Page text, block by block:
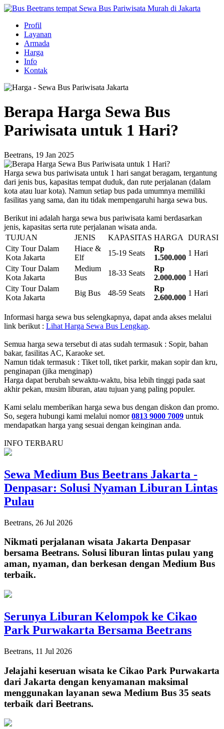
Profil
Layanan
Armada
Harga
Info
Kontak
Berapa Harga Sewa Bus
Pariwisata untuk 1 Hari?
Beetrans, 19 Jan 2025
Harga sewa bus pariwisata untuk 1 hari sangat beragam, tergantung
dari jenis bus, kapasitas tempat duduk, dan rute perjalanan (dalam
kota atau luar kota). Namun setiap bus pada umumnya memiliki
fasilitas yang sama, dan itu tidak mempengaruhi harga sewa bus.
Berikut ini adalah harga sewa bus pariwisata kami berdasarkan
jenis, kapasitas serta rute perjalanan wisata anda.
TUJUAN
JENIS KAPASITAS HARGA
DURASI
City Tour Dalam
Kota Jakarta
Hiace &
Elf
15-19 Seats
Rp
1.500.000
1 Hari
City Tour Dalam
Kota Jakarta
Medium
Bus
18-33 Seats
Rp
2.000.000
1 Hari
City Tour Dalam
Kota Jakarta
Big Bus 48-59 Seats
Rp
2.600.000
1 Hari
Informasi harga sewa bus selengkapnya, dapat anda akses melalui
link berikut : Lihat Harga Sewa Bus Lengkap.
Semua harga sewa tersebut di atas sudah termasuk : Sopir, bahan
bakar, fasilitas AC, Karaoke set.
Namun tidak termasuk : Tiket toll, tiket parkir, makan sopir dan kru,
penginapan (jika menginap)
Harga dapat berubah sewaktu-waktu, bisa lebih tinggi pada saat
akhir pekan, musim liburan, atau tujuan yang paling populer.
Kami selalu memberikan harga sewa bus dengan diskon dan promo.
So, segera hubungi kami melalui nomor0813 9000 7009 untuk
mendapatkan harga yang sesuai dengan keinginan anda.
INFO TERBARU
Sewa Medium Bus Beetrans Jakarta -
Denpasar: Solusi Nyaman Liburan Lintas
Pulau
Beetrans, 26 Jul 2026
Nikmati perjalanan wisata Jakarta Denpasar
bersama Beetrans. Solusi liburan lintas pulau yang
aman, nyaman, dan berkesan dengan Medium Bus
terbaik.
Serunya Liburan Kelompok ke Cikao
Park Purwakarta Bersama Beetrans
Beetrans, 11 Jul 2026
Jelajahi keseruan wisata ke Cikao Park Purwakarta
dari Jakarta dengan kenyamanan maksimal
menggunakan layanan sewa Medium Bus 35 seats
terbaik dari Beetrans.